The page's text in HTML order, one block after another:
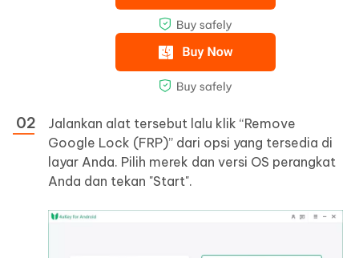
Jalankan alat tersebut lalu klik “Remove
Google Lock (FRP)” dari opsi yang tersedia di
layar Anda. Pilih merek dan versi OS perangkat
Anda dan tekan "Start".